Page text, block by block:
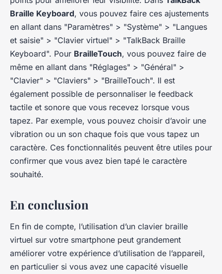
Braille Keyboard, vous pouvez faire ces ajustements
en allant dans "Paramètres" > "Système" > "Langues
et saisie" > "Clavier virtuel" > "TalkBack Braille
Keyboard". Pour BrailleTouch, vous pouvez faire de
même en allant dans "Réglages" > "Général" >
"Clavier" > "Claviers" > "BrailleTouch". Il est
également possible de personnaliser le feedback
tactile et sonore que vous recevez lorsque vous
tapez. Par exemple, vous pouvez choisir d’avoir une
vibration ou un son chaque fois que vous tapez un
caractère. Ces fonctionnalités peuvent être utiles pour
confirmer que vous avez bien tapé le caractère
souhaité.
En conclusion
En fin de compte, l’utilisation d’un clavier braille
virtuel sur votre smartphone peut grandement
améliorer votre expérience d’utilisation de l’appareil,
en particulier si vous avez une capacité visuelle